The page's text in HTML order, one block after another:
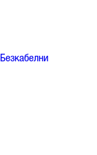
Безкабелни